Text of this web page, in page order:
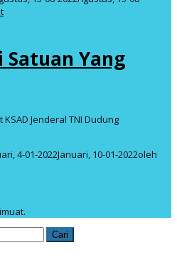
Satuan Yang
KSAD Jenderal TNI Dudung
4-01-2022Januari, 10-01-2022oleh